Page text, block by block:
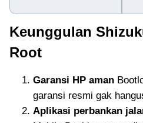
Keunggulan
Root
Garansi HP aman
garansi resmi gak
Aplikasi perbankan